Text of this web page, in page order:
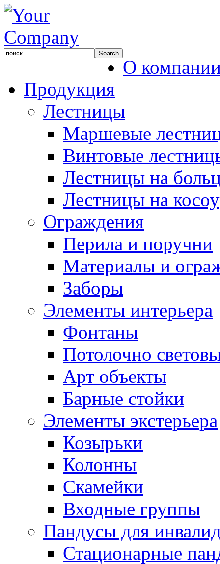
О
Продукция
Лестницы
Маршевые
Винтовые
Лестницы на
Лестницы на
Ограждения
Перила и поручни
Материалы и
Заборы
Элементы интерьера
Фонтаны
Потолочно
Арт объекты
Барные стойки
Элементы экстерьера
Козырьки
Колонны
Скамейки
Входные группы
Пандусы для
Стационарные